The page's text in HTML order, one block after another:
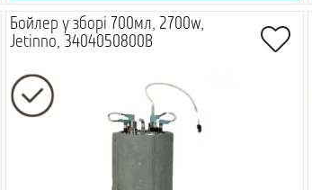
Бойлер у зборі 700мл, 2700w,
Jetinno, 3404050800B